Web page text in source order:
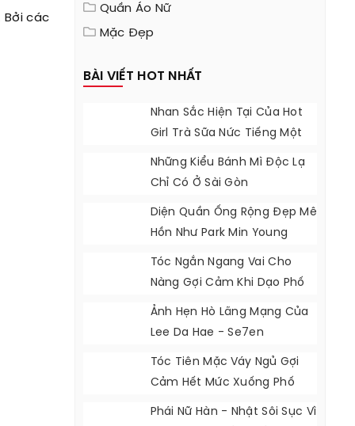
Bởi các
Quần Áo Nữ
Mặc Đẹp
BÀI VIẾT HOT NHẤT
Nhan Sắc Hiện Tại Của Hot
Girl Trà Sữa Nức Tiếng Một
Thời
Những Kiểu Bánh Mì Độc Lạ
Chỉ Có Ở Sài Gòn
Diện Quần Ống Rộng Đẹp Mê
Hồn Như Park Min Young
Tóc Ngắn Ngang Vai Cho
Nàng Gợi Cảm Khi Dạo Phố
Ảnh Hẹn Hò Lãng Mạng Của
Lee Da Hae - Se7en
Tóc Tiên Mặc Váy Ngủ Gợi
Cảm Hết Mức Xuống Phố
Phái Nữ Hàn - Nhật Sôi Sục Vì